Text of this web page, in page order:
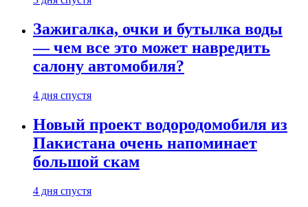
Зажигалка, очки и бутылка воды
— чем все это может навредить
салону автомобиля?
4 дня спустя
Новый проект водородомобиля из
Пакистана очень напоминает
большой скам
4 дня спустя